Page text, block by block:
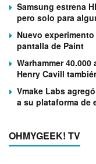
Samsung estrena
pero solo para
Nuevo experimento
pantalla de Paint
Warhammer
Henry Cavill
Vmake Labs
a su plataforma de
OHMYGEEK! TV